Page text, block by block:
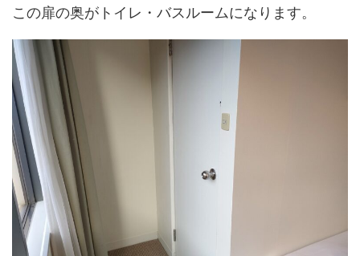
この扉の奥がトイレ・バスルームになります。